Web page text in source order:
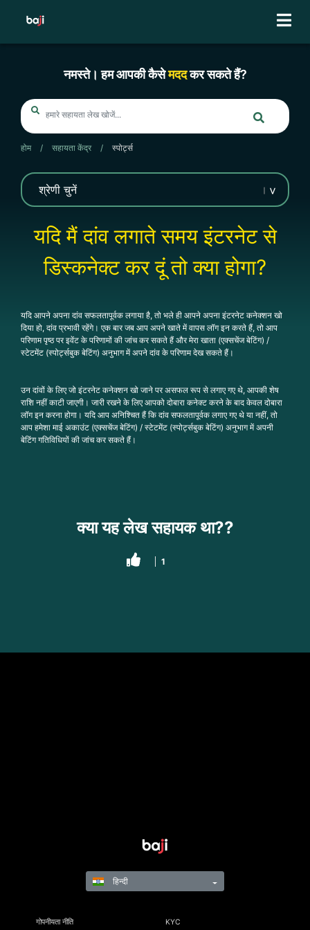
नमस्ते। हम आपकी कैसेमददकर सकते हैं?
होम / सहायता केंद्र / स्पोर्ट्स
यदि मैं दांव लगाते समय इंटरनेट से
डिस्कनेक्ट कर दूं तो क्या होगा?
यदि आपने अपना दांव सफलतापूर्वक लगाया है, तो भले ही आपने अपना इंटरनेट कनेक्शन खो
दिया हो, दांव प्रभावी रहेंगे। एक बार जब आप अपने खाते में वापस लॉग इन करते हैं, तो आप
परिणाम पृष्ठ पर इवेंट के परिणामों की जांच कर सकते हैं और मेरा खाता (एक्सचेंज बेटिंग) /
स्टेटमेंट (स्पोर्ट्सबुक बेटिंग) अनुभाग में अपने दांव के परिणाम देख सकते हैं।
उन दांवों के लिए जो इंटरनेट कनेक्शन खो जाने पर असफल रूप से लगाए गए थे, आपकी शेष
राशि नहीं काटी जाएगी। जारी रखने के लिए आपको दोबारा कनेक्ट करने के बाद केवल दोबारा
लॉग इन करना होगा। यदि आप अनिश्चित हैं कि दांव सफलतापूर्वक लगाए गए थे या नहीं, तो
आप हमेशा माई अकाउंट (एक्सचेंज बेटिंग) / स्टेटमेंट (स्पोर्ट्सबुक बेटिंग) अनुभाग में अपनी
बेटिंग गतिविधियों की जांच कर सकते हैं।
क्या यह लेख सहायक था??
1
गोपनीयता नीति KYC
हिन्दी